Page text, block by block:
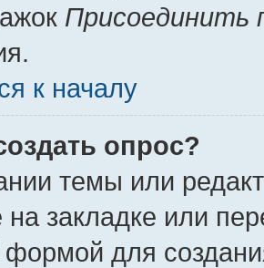
Присоединить
к началу
опрос?
темы или
на закладке или
формой для